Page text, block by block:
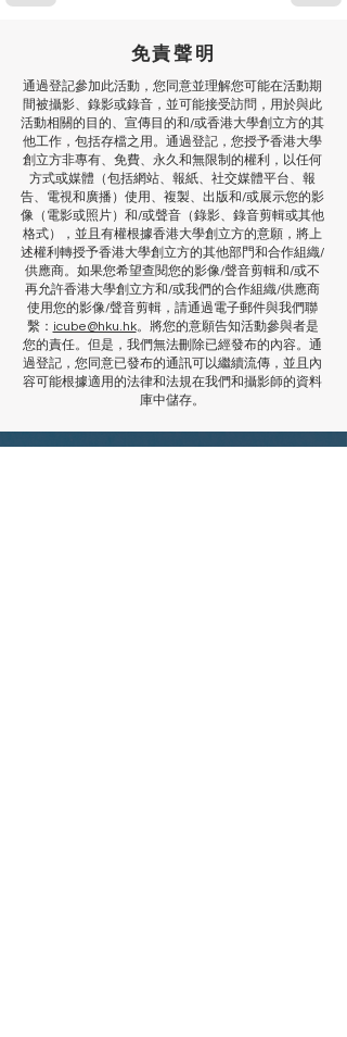
免責聲明
通過登記參加此活動，您同意並理解您可能在活動期
間被攝影、錄影或錄音，並可能接受訪問，用於與此
活動相關的目的、宣傳目的和/或香港大學創立方的其
他工作，包括存檔之用。通過登記，您授予香港大學
創立方非專有、免費、永久和無限制的權利，以任何
方式或媒體（包括網站、報紙、社交媒體平台、報
告、電視和廣播）使用、複製、出版和/或展示您的影
像（電影或照片）和/或聲音（錄影、錄音剪輯或其他
格式），並且有權根據香港大學創立方的意願，將上
述權利轉授予香港大學創立方的其他部門和合作組織/
供應商。如果您希望查閱您的影像/聲音剪輯和/或不
再允許香港大學創立方和/或我們的合作組織/供應商
使用您的影像/聲音剪輯，請通過電子郵件與我們聯
繫： icube@hku.hk。將您的意願告知活動參與者是
您的責任。但是，我們無法刪除已經發布的內容。通
過登記，您同意已發布的通訊可以繼續流傳，並且內
容可能根據適用的法律和法規在我們和攝影師的資料
庫中儲存。